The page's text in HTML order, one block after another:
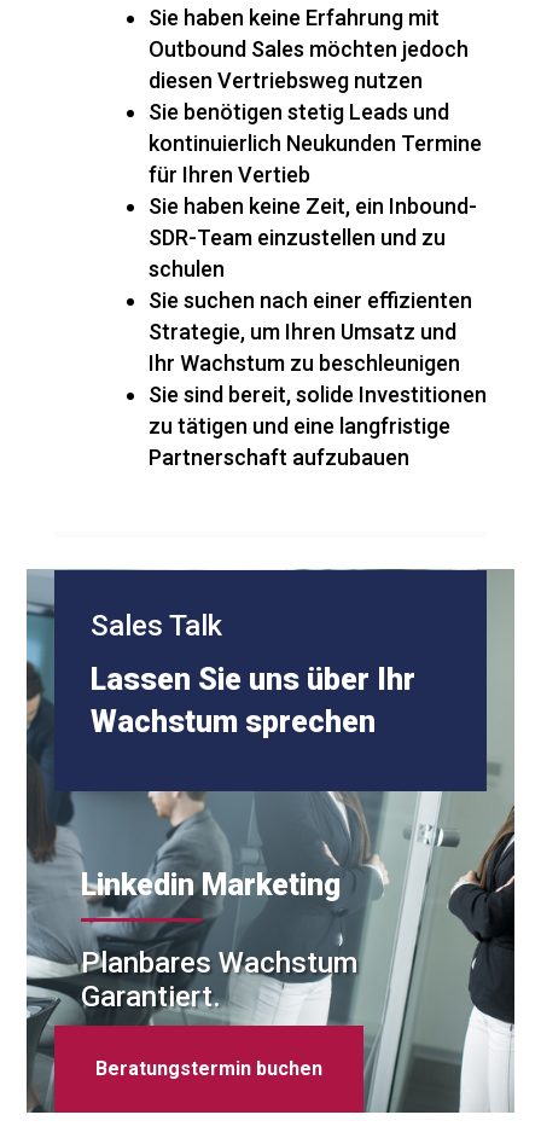
Sie haben keine Erfahrung mit
Outbound Sales möchten jedoch
diesen Vertriebsweg nutzen
Sie benötigen stetig Leads und
kontinuierlich Neukunden Termine
für Ihren Vertieb
Sie haben keine Zeit, ein Inbound-
SDR-Team einzustellen und zu
schulen
Sie suchen nach einer effizienten
Strategie, um Ihren Umsatz und
Ihr Wachstum zu beschleunigen
Sie sind bereit, solide Investitionen
zu tätigen und eine langfristige
Partnerschaft aufzubauen
Sales Talk
Lassen Sie uns über Ihr
Wachstum sprechen
Linkedin Marketing
Planbares Wachstum
Garantiert.
Beratungstermin buchen